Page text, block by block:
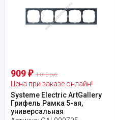
909 ₽ 1 010 руб.
Цена при заказе онлайн!
Systeme Electric ArtGallery
Грифель Рамка 5-ая,
универсальная